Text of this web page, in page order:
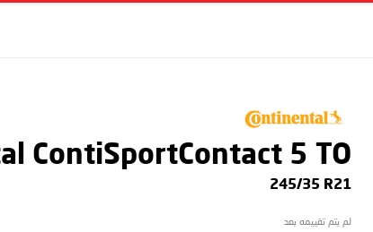
ContiSportContact 5 TO
245/35 R21
لم يتم تقييمه بعد